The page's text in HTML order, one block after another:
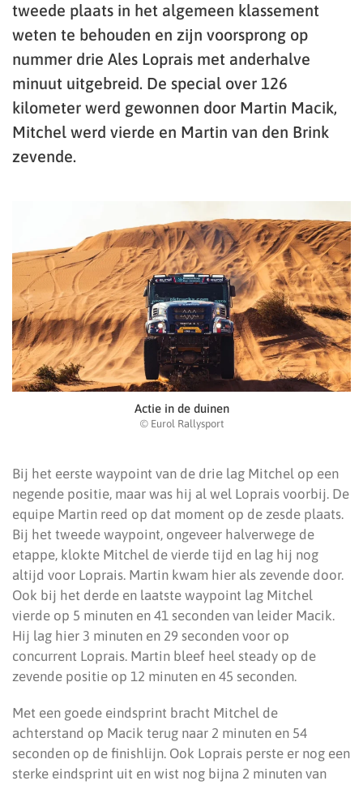
tweede plaats in het algemeen klassement
weten te behouden en zijn voorsprong op
nummer drie Ales Loprais met anderhalve
minuut uitgebreid. De special over 126
kilometer werd gewonnen door Martin Macik,
Mitchel werd vierde en Martin van den Brink
zevende.
Actie in de duinen
© Eurol Rallysport
Bij het eerste waypoint van de drie lag Mitchel op een
negende positie, maar was hij al wel Loprais voorbij. De
equipe Martin reed op dat moment op de zesde plaats.
Bij het tweede waypoint, ongeveer halverwege de
etappe, klokte Mitchel de vierde tijd en lag hij nog
altijd voor Loprais. Martin kwam hier als zevende door.
Ook bij het derde en laatste waypoint lag Mitchel
vierde op 5 minuten en 41 seconden van leider Macik.
Hij lag hier 3 minuten en 29 seconden voor op
concurrent Loprais. Martin bleef heel steady op de
zevende positie op 12 minuten en 45 seconden.
Met een goede eindsprint bracht Mitchel de
achterstand op Macik terug naar 2 minuten en 54
seconden op de finishlijn. Ook Loprais perste er nog een
sterke eindsprint uit en wist nog bijna 2 minuten van